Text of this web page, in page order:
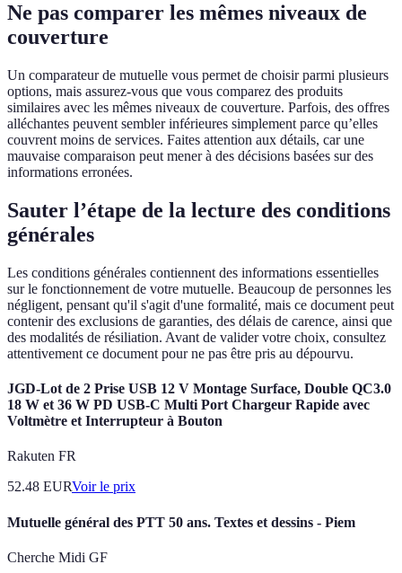
Ne pas comparer les mêmes niveaux de
couverture
Un comparateur de mutuelle vous permet de choisir parmi plusieurs
options, mais assurez-vous que vous comparez des produits
similaires avec les mêmes niveaux de couverture. Parfois, des offres
alléchantes peuvent sembler inférieures simplement parce qu’elles
couvrent moins de services. Faites attention aux détails, car une
mauvaise comparaison peut mener à des décisions basées sur des
informations erronées.
Sauter l’étape de la lecture des conditions
générales
Les conditions générales contiennent des informations essentielles
sur le fonctionnement de votre mutuelle. Beaucoup de personnes les
négligent, pensant qu'il s'agit d'une formalité, mais ce document peut
contenir des exclusions de garanties, des délais de carence, ainsi que
des modalités de résiliation. Avant de valider votre choix, consultez
attentivement ce document pour ne pas être pris au dépourvu.
JGD-Lot de 2 Prise USB 12 V Montage Surface, Double QC3.0
18 W et 36 W PD USB-C Multi Port Chargeur Rapide avec
Voltmètre et Interrupteur à Bouton
Rakuten FR
52.48 EURVoir le prix
Mutuelle général des PTT 50 ans. Textes et dessins - Piem
Cherche Midi GF